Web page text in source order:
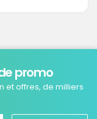
promo
et offres, de milliers